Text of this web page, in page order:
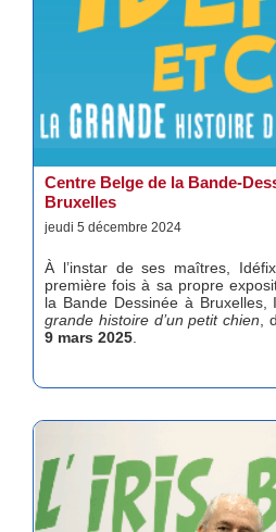
Centre Belge de la Bande-
Bruxelles
jeudi 5 décembre 2024
À l’instar de ses maîtres,
première fois à sa propre
la Bande Dessinée à
grande histoire d’un petit chien ,
9 mars 2025